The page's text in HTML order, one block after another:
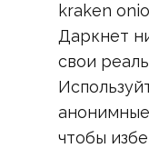
kraken
Даркнет
свои
чтобы